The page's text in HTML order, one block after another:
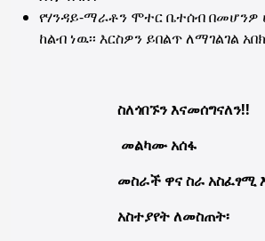
የሃንዳይ-ማራቶን ሞተር ቤተሰብ
ከልብ ነዉ፡፡ እርስዎን ይበልጥ ለማገልገል
ስለጎበኙን እናመሰግናለን!!
መልካሙ አሰፋ
መስራች ዋና ስራ አስፈፃሚ
አስተያየት ለመስጠት፡